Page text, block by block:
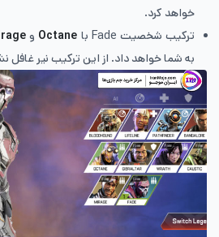
خواهد کرد.
ترکیب شخصیت Fade با
Octane و
به شما خواهد داد. از این ترکیب نیر غافل